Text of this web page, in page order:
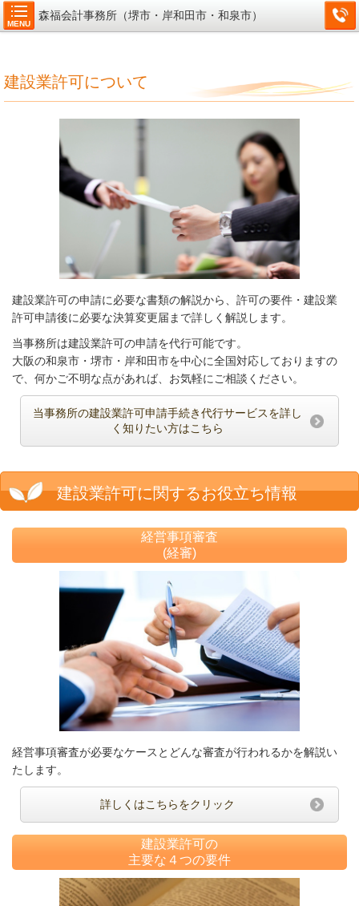
MENU
森福会計事務所（堺市・岸和田市・和泉市）
建設業許可について
建設業許可の申請に必要な書類の解説から、許可の要件・建設業
許可申請後に必要な決算変更届まで詳しく解説します。
当事務所は建設業許可の申請を代行可能です。
大阪の和泉市・堺市・岸和田市を中心に全国対応しておりますの
で、何かご不明な点があれば、お気軽にご相談ください。
当事務所の建設業許可申請手続き代行サービスを詳し
く知りたい方はこちら
建設業許可に関するお役立ち情報
経営事項審査
(経審)
経営事項審査が必要なケースとどんな審査が行われるかを解説い
たします。
詳しくはこちらをクリック
建設業許可の
主要な４つの要件